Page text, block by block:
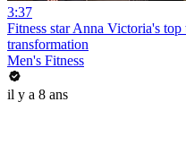
3:37
Fitness star Anna Victoria's
transformation
Men's Fitness
il y a 8 ans